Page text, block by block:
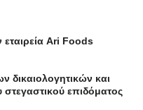
Ari Foods
δικαιολογητικών και
επιδόματος